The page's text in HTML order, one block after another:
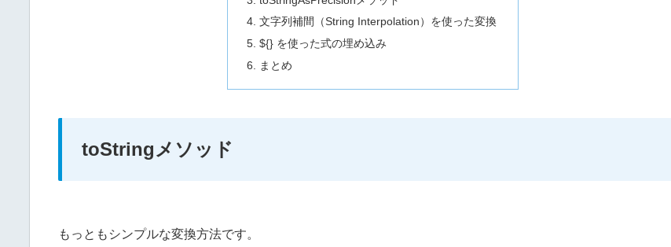
文字列補間（String Interpolation）を使った変換
${} を使った式の埋め込み
まとめ
toStringメソッド
もっともシンプルな変換方法です。